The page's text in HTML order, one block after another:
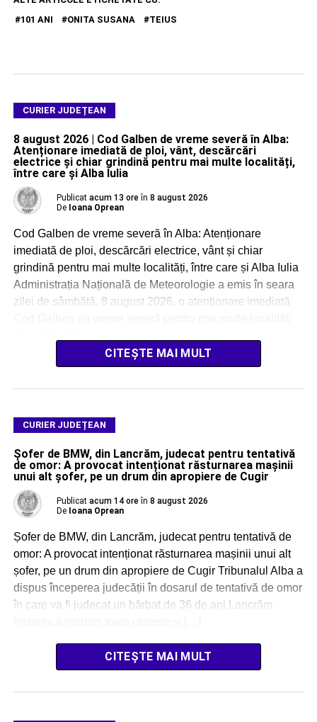
101 ANI
ONITA SUSANA TEIUS
CURIER JUDEȚEAN
8 august 2026 | Cod Galben de vreme severă în Alba:
Atenționare imediată de ploi, vânt, descărcări
electrice și chiar grindină pentru mai multe localități,
între care și Alba Iulia
Publicat acum 13 ore în 8 august 2026
De Ioana Oprean
Cod Galben de vreme severă în Alba: Atenționare
imediată de ploi, descărcări electrice, vânt și chiar
grindină pentru mai multe localități, între care și Alba Iulia
Administrația Națională de Meteorologie a emis în seara
zilei de sâmbătă, 8 august 2026, o atenționare imediată
CITEȘTE MAI MULT
CURIER JUDEȚEAN
Șofer de BMW, din Lancrăm, judecat pentru tentativă
de omor: A provocat intenționat răsturnarea mașinii
unui alt șofer, pe un drum din apropiere de Cugir
Publicat acum 14 ore în 8 august 2026
De Ioana Oprean
Șofer de BMW, din Lancrăm, judecat pentru tentativă de
omor: A provocat intenționat răsturnarea mașinii unui alt
șofer, pe un drum din apropiere de Cugir Tribunalul Alba a
dispus începerea judecății în dosarul de tentativă de omor
în care va fi judecat un bărbat de 36 de ani Lancrăm.
CITEȘTE MAI MULT